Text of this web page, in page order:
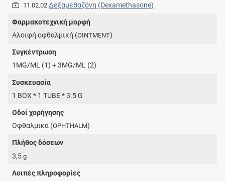
11.02.02 Δεξαμεθαζόνη (Dexamethasone)
Φαρμακοτεχνική μορφή
Aλοιφή οφθαλμική (OINTMENT)
Συγκέντρωση
1MG/ML (1) + 3MG/ML (2)
Συσκευασία
1 BOX * 1 TUBE * 3.5 G
Οδοί χορήγησης
Οφθαλμικά (OPHTHALM)
Πλήθος δόσεων
3,5g
Λοιπές πληροφορίες